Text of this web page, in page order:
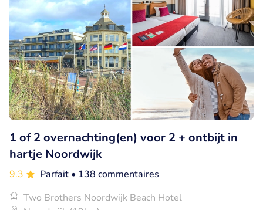
1 of 2 overnachting(en) voor 2 + ontbijt in
hartje Noordwijk
9.3 Parfait • 138 commentaires
Two Brothers Noordwijk Beach Hotel